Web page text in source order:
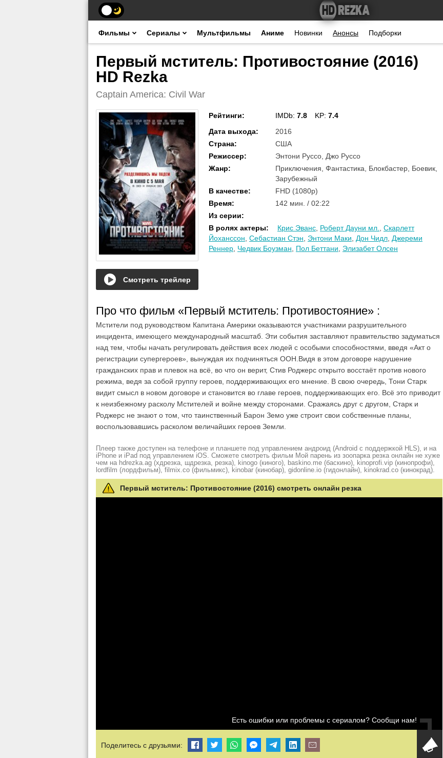
Фильмы Сериалы Мультфильмы Аниме Новинки Анонсы Подборки
Первый мститель: Противостояние (2016)
HD Rezka
Captain America: Civil War
Смотреть трейлер
Рейтинги: IMDb: 7.8 KP: 7.4
Дата выхода:
2016
Страна:
США
Режиссер:
Энтони Руссо, Джо Руссо
Жанр:
Приключения, Фантастика, Блокбастер, Боевик,
Зарубежный
В качестве:
FHD (1080p)
Время:
142 мин. / 02:22
Из серии:
В ролях актеры: Крис Эванс Роберт Дауни мл.
Скарлетт
Йоханссон Себастиан Стэн Энтони Маки Дон Чидл Джереми
Реннер Чедвик Боузман Пол Беттани Элизабет Олсен
Про что фильм «Первый мститель: Противостояние» :
Мстители под руководством Капитана Америки оказываются участниками разрушительного
инцидента, имеющего международный масштаб. Эти события заставляют правительство задуматься
над тем, чтобы начать регулировать действия всех людей с особыми способностями, введя «Акт о
регистрации супергероев», вынуждая их подчиняться ООН.Видя в этом договоре нарушение
гражданских прав и плевок на всё, во что он верит, Стив Роджерс открыто восстаёт против нового
режима, ведя за собой группу героев, поддерживающих его мнение. В свою очередь, Тони Старк
видит смысл в новом договоре и становится во главе героев, поддерживающих его. Всё это приводит
к неизбежному расколу Мстителей и войне между сторонами. Сражаясь друг с другом, Старк и
Роджерс не знают о том, что таинственный Барон Земо уже строит свои собственные планы,
воспользовавшись расколом величайших героев Земли.
Плеер также доступен на телефоне и планшете под управлением андроид (Android с поддержкой HLS), и на
iPhone и iPad под управлением iOS. Сможете смотреть фильм Мой парень из зоопарка резка онлайн не хуже
чем на hdrezka.ag (хдрезка, шдрезка, резка), kinogo (киного), baskino.me (баскино), kinoprofi.vip (кинопрофи),
lordfilm (лордфильм), filmix.co (фильмикс), kinobar (кинобар), gidonline.io (гидонлайн), kinokrad.сo (кинокрад).
Первый мститель: Противостояние (2016) смотреть онлайн резка
Есть ошибки или проблемы с сериалом? Сообщи нам!
Поделитесь с друзьями: